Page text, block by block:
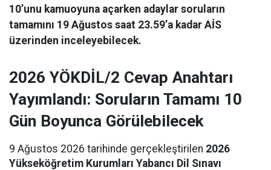
10’unu kamuoyuna açarken adaylar soruların
tamamını 19 Ağustos saat 23.59’a kadar AİS
üzerinden inceleyebilecek.
2026 YÖKDİL/2 Cevap Anahtarı
Yayımlandı: Soruların Tamamı 10
Gün Boyunca Görülebilecek
9 Ağustos 2026 tarihinde gerçekleştirilen 2026
Yükseköğretim Kurumları Yabancı Dil Sınavı